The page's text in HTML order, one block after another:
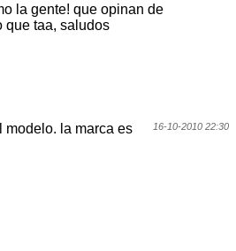
la gente! que opinan de
que taa, saludos
16-10-2010 22:30
modelo. la marca es